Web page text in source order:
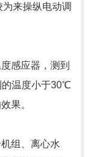
来操纵电动调
感应器，测到
的温度小于30℃
果。
组、离心水